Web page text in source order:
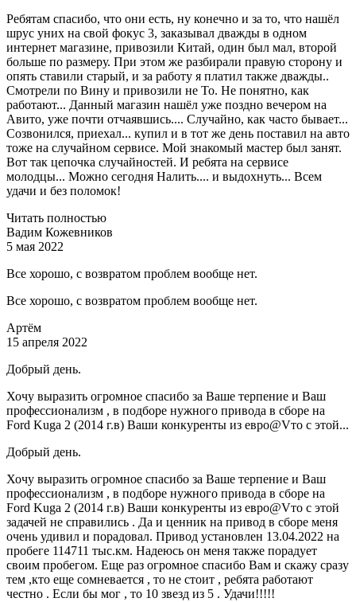
Ребятам спасибо, что они есть, ну конечно и за то, что нашёл
шрус уних на свой фокус 3, заказывал дважды в одном
интернет магазине, привозили Китай, один был мал, второй
больше по размеру. При этом же разбирали правую сторону и
опять ставили старый, и за работу я платил также дважды..
Смотрели по Вину и привозили не То. Не понятно, как
работают... Данный магазин нашёл уже поздно вечером на
Авито, уже почти отчаявшись.... Случайно, как часто бывает...
Созвонился, приехал... купил и в тот же день поставил на авто
тоже на случайном сервисе. Мой знакомый мастер был занят.
Вот так цепочка случайностей. И ребята на сервисе
молодцы... Можно сегодня Налить.... и выдохнуть... Всем
удачи и без поломок!
Читать полностью
Вадим Кожевников
5 мая 2022
Все хорошо, с возвратом проблем вообще нет.
Все хорошо, с возвратом проблем вообще нет.
Артём
15 апреля 2022
Добрый день.
Хочу выразить огромное спасибо за Ваше терпение и Ваш
профессионализм , в подборе нужного привода в сборе на
Ford Kuga 2 (2014 г.в) Ваши конкуренты из евро@Vто с этой...
Добрый день.
Хочу выразить огромное спасибо за Ваше терпение и Ваш
профессионализм , в подборе нужного привода в сборе на
Ford Kuga 2 (2014 г.в) Ваши конкуренты из евро@Vто с этой
задачей не справились . Да и ценник на привод в сборе меня
очень удивил и порадовал. Привод установлен 13.04.2022 на
пробеге 114711 тыс.км. Надеюсь он меня также порадует
своим пробегом. Еще раз огромное спасибо Вам и скажу сразу
тем ,кто еще сомневается , то не стоит , ребята работают
честно . Если бы мог , то 10 звезд из 5 . Удачи!!!!!